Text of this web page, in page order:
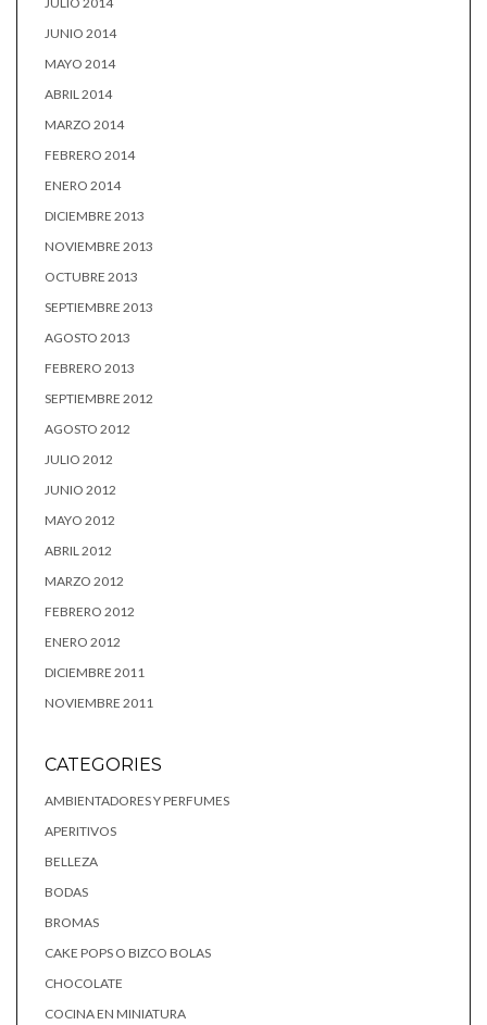
JUNIO 2014
MAYO 2014
ABRIL 2014
MARZO 2014
FEBRERO 2014
ENERO 2014
DICIEMBRE 2013
NOVIEMBRE 2013
OCTUBRE 2013
SEPTIEMBRE 2013
AGOSTO 2013
FEBRERO 2013
SEPTIEMBRE 2012
AGOSTO 2012
JULIO 2012
JUNIO 2012
MAYO 2012
ABRIL 2012
MARZO 2012
FEBRERO 2012
ENERO 2012
DICIEMBRE 2011
NOVIEMBRE 2011
CATEGORIES
AMBIENTADORES Y PERFUMES
APERITIVOS
BELLEZA
BODAS
BROMAS
CAKE POPS O BIZCO BOLAS
CHOCOLATE
COCINA EN MINIATURA